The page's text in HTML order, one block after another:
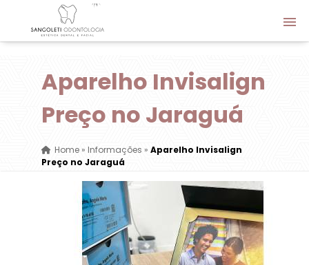
Aparelho Invisalign
Preço no Jaraguá
Home» Informações » Aparelho Invisalign
Preço no Jaraguá